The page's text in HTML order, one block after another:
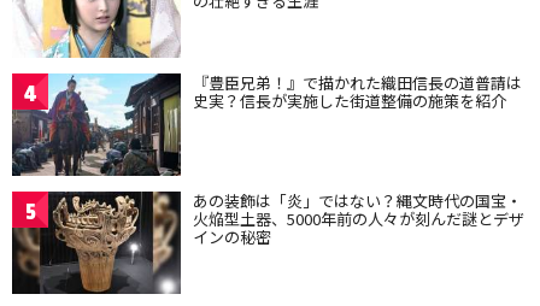
4 『豊臣兄弟！』で描かれた織田信長の道普請は
史実？信長が実施した街道整備の施策を紹介
5 あの装飾は「炎」ではない？縄文時代の国宝・
火焔型土器、5000年前の人々が刻んだ謎とデザ
インの秘密